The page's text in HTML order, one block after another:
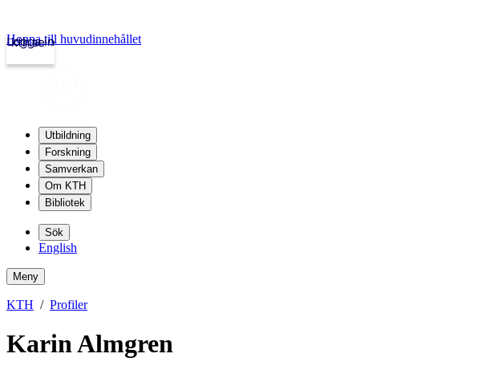
kth.se
Logga in
Hoppa till huvudinnehållet
Utbildning
Forskning
Samverkan
Om KTH
Bibliotek
Sök
English
Meny
KTH Profiler
Karin Almgren